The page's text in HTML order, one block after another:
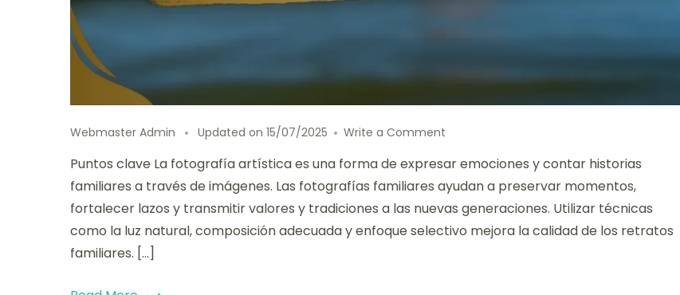
Webmaster Admin Updated on 15/07/2025 Write a Comment
es
mi
forma
de
retratar
Puntos clave La fotografía artística es una forma de expresar emociones y contar historias
familiares a través de imágenes. Las fotografías familiares ayudan a preservar momentos,
fortalecer lazos y transmitir valores y tradiciones a las nuevas generaciones. Utilizar técnicas
como la luz natural, composición adecuada y enfoque selectivo mejora la calidad de los retratos
familiares. […]